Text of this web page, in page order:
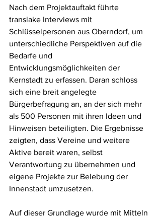
Nach dem Projektauftakt führte
translake Interviews mit
Schlüsselpersonen aus Oberndorf, um
unterschiedliche Perspektiven auf die
Bedarfe und
Entwicklungsmöglichkeiten der
Kernstadt zu erfassen. Daran schloss
sich eine breit angelegte
Bürgerbefragung an, an der sich mehr
als 500 Personen mit ihren Ideen und
Hinweisen beteiligten. Die Ergebnisse
zeigten, dass Vereine und weitere
Aktive bereit waren, selbst
Verantwortung zu übernehmen und
eigene Projekte zur Belebung der
Innenstadt umzusetzen.
Auf dieser Grundlage wurde mit Mitteln